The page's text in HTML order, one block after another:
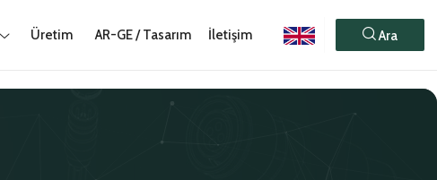
Üretim AR-GE / Tasarım İletişim Ara